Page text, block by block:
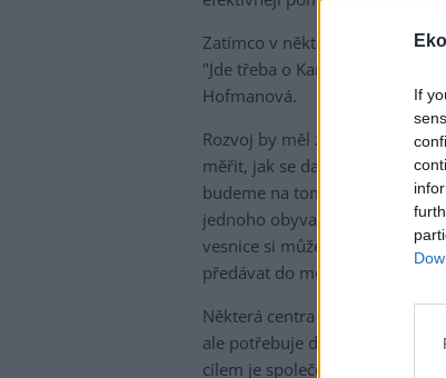
If
Zatímco v některých krajích
"Jde třeba o Karlovarský kraj,
Hofmanová.
Rozvoj by měl začít podle ní
měřit, jak se daří cílů
budeme na tom pracovat.
jednoho obyvatele," řekla
vesnice si může pořídit
předávat do měst, kde už
Některá centra se dokážou
ale potřebuje dofinancovat z
cílem je společenská